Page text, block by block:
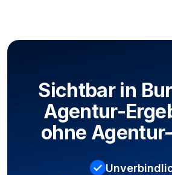
Sichtbar in
Agentur-
ohne